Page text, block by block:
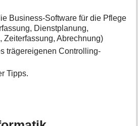
Business-Software für die Pflege
Dienstplanung,
Zeiterfassung, Abrechnung)
trägereigenen Controlling-
Tipps.